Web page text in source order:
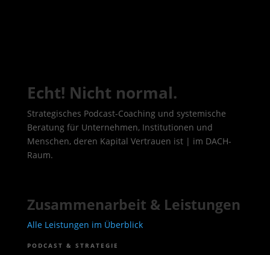
Echt! Nicht normal.
Strategisches Podcast-Coaching und systemische
Beratung für Unternehmen, Institutionen und
Menschen, deren Kapital Vertrauen ist | im DACH-
Raum.
Zusammenarbeit & Leistungen
Alle Leistungen im Überblick
PODCAST & STRATEGIE